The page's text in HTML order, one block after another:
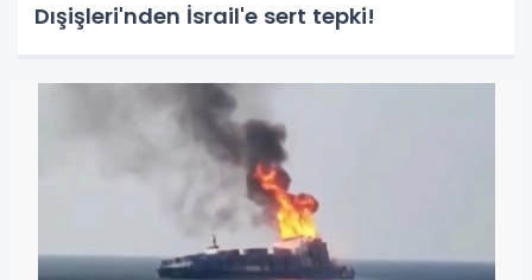
Dışişleri'nden İsrail'e sert tepki!